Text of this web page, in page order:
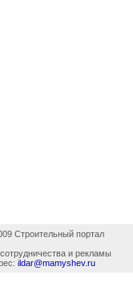
Строительный портал
и рекламы
ildar@mamyshev.ru